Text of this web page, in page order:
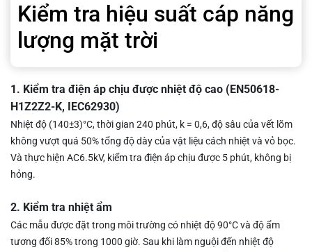
Kiểm tra hiệu suất cáp năng
lượng mặt trời
1. Kiểm tra điện áp chịu được nhiệt độ cao (EN50618-
H1Z2Z2-K, IEC62930)
Nhiệt độ (140±3)°C, thời gian 240 phút, k = 0,6, độ sâu của vết lõm
không vượt quá 50% tổng độ dày của vật liệu cách nhiệt và vỏ bọc.
Và thực hiện AC6.5kV, kiểm tra điện áp chịu được 5 phút, không bị
hỏng.
2. Kiểm tra nhiệt ẩm
Các mẫu được đặt trong môi trường có nhiệt độ 90°C và độ ẩm
tương đối 85% trong 1000 giờ. Sau khi làm nguội đến nhiệt độ